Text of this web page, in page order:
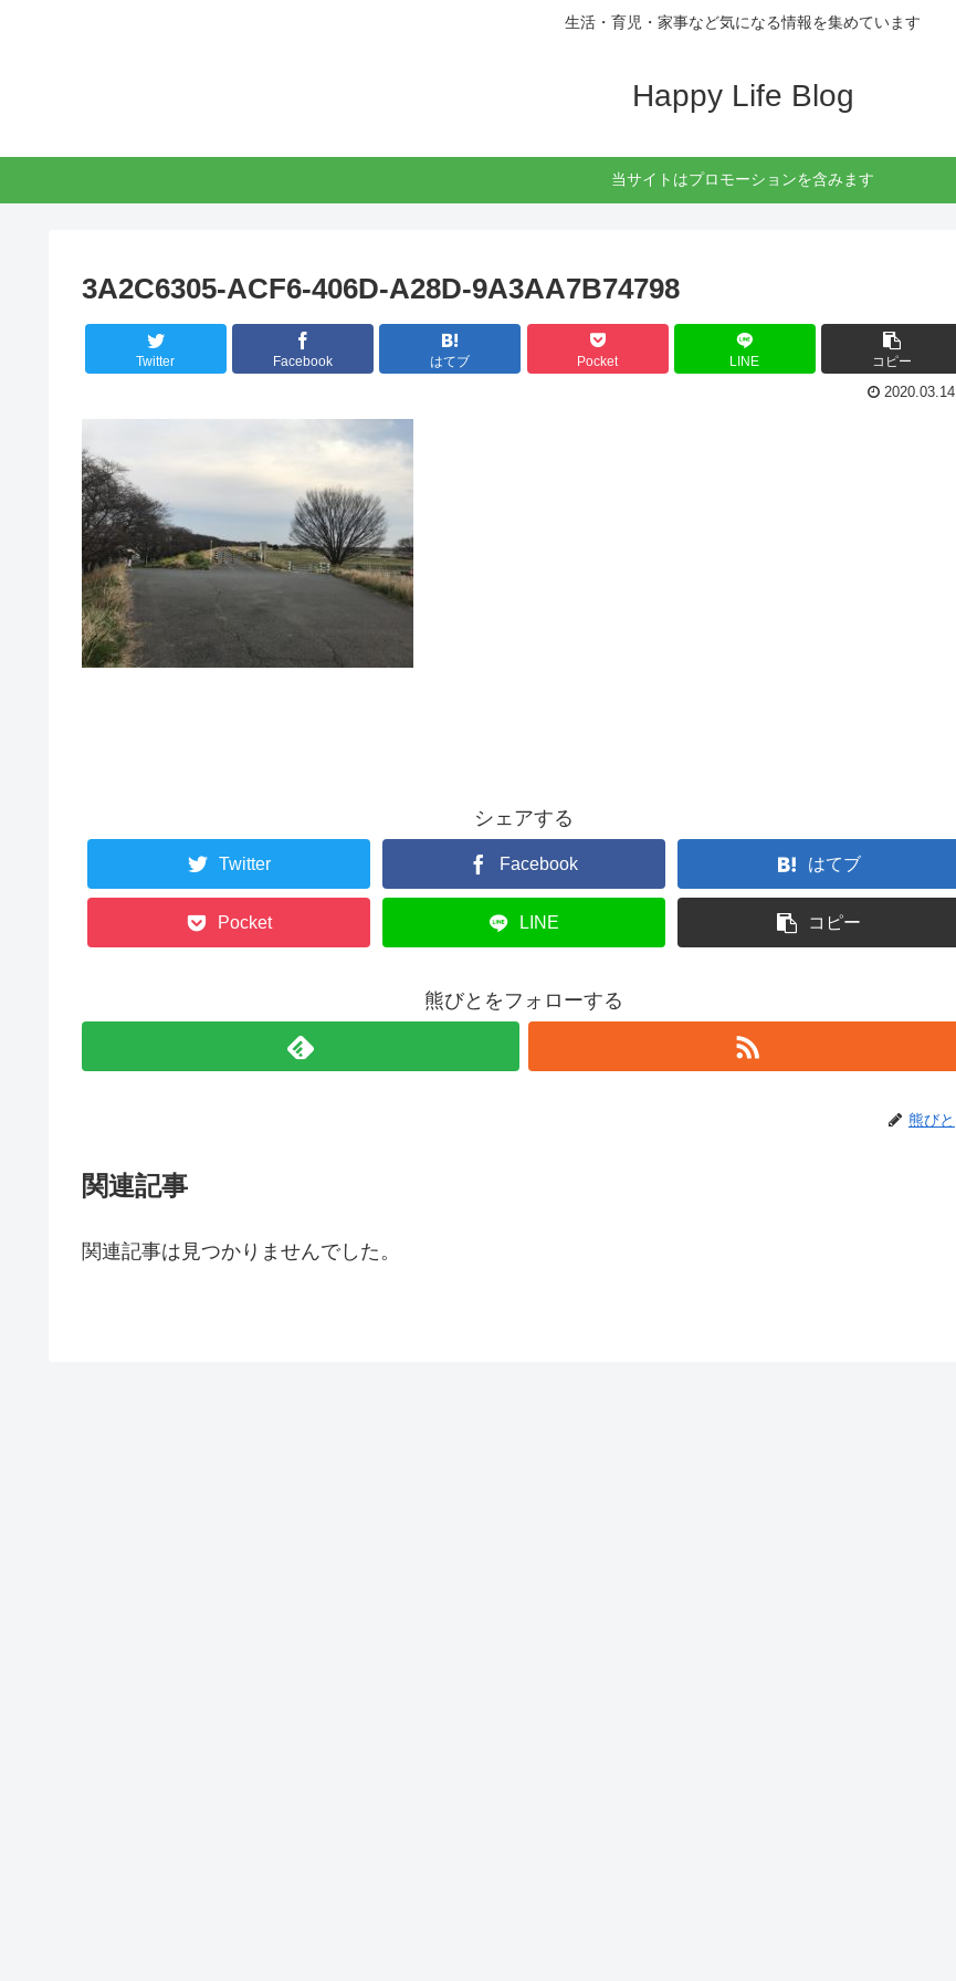
生活・育児・家事など気になる情報を集めています
Happy Life Blog
当サイトはプロモーションを含みます
3A2C6305-ACF6-406D-A28D-9A3AA7B74798
Twitter Facebook はてブ Pocket LINE コピー
2020.03.14
シェアする
Twitter Facebook はてブ
Pocket LINE コピー
熊びとをフォローする
熊びと
関連記事
関連記事は見つかりませんでした。